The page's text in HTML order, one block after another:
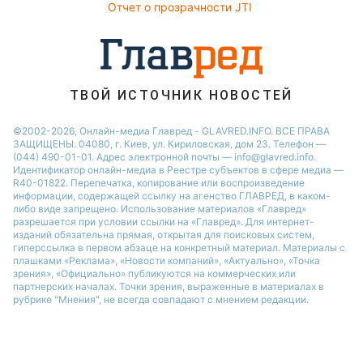
Елена ЗеленскаяОтчет о прозрачности JTI
ТВОЙ ИСТОЧНИК НОВОСТЕЙ
©2002-2026, Онлайн-медиа Главред - GLAVRED.INFO. ВСЕ ПРАВА
ЗАЩИЩЕНЫ. 04080, г. Киев, ул. Кириловская, дом 23. Телефон —
(044) 490-01-01. Адрес электронной почты — info@glavred.info.
Идентификатор онлайн-медиа в Реестре cубъектов в сфере медиа —
R40-01822. Перепечатка, копирование или воспроизведение
информации, содержащей ссылку на агенство ГЛАВРЕД, в каком-
либо виде запрещено. Использование материалов «Главред»
разрешается при условии ссылки на «Главред». Для интернет-
изданий обязательна прямая, открытая для поисковых систем,
гиперссылка в первом абзаце на конкретный материал. Материалы с
плашками «Реклама», «Новости компаний», «Актуально», «Точка
зрения», «Официально» публикуются на коммерческих или
партнерских началах. Точки зрения, выраженные в материалах в
рубрике "Мнения", не всегда совпадают с мнением редакции.